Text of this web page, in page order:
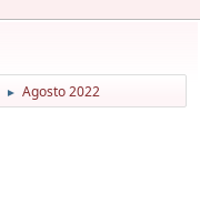
► Agosto 2022